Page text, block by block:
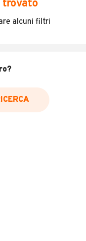
il veicolo
la disponibilità
trovato
alcuni filtri